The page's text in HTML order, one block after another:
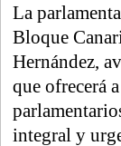
La
Bloque
Hernández,
que ofrecerá
integral y